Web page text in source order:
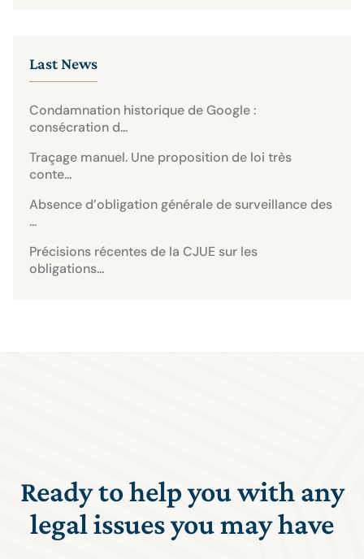
Last News
Condamnation historique de Google :
consécration d...
Traçage manuel. Une proposition de loi très
conte...
Absence d’obligation générale de surveillance des
...
Précisions récentes de la CJUE sur les
obligations...
Ready to help you with any
legal issues you may have